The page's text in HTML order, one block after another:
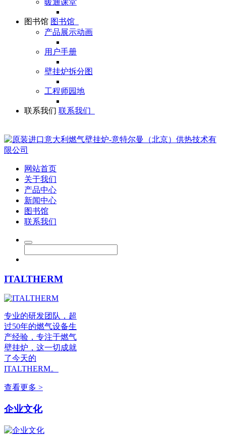
暖通课堂
图书馆 图书馆
产品展示动画
用户手册
壁挂炉拆分图
工程师园地
联系我们 联系我们
网站首页
关于我们
产品中心
新闻中心
图书馆
联系我们
ITALTHERM
专业的研发团队，超
过50年的燃气设备生
产经验，专注于燃气
壁挂炉，这一切成就
了今天的
ITALTHERM。
查看更多 >
企业文化